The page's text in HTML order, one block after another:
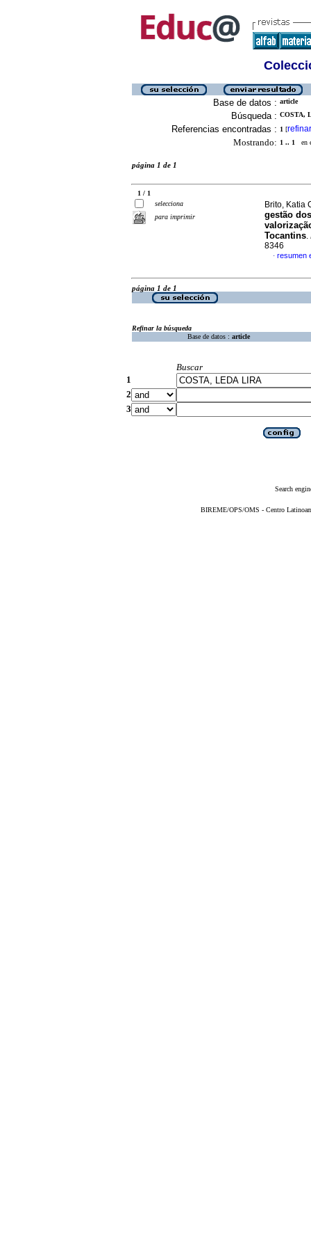
Base de datos : article
Búsqueda : COSTA,
Referencias encontradas : 1 [refinar
Mostrando: 1 .. 1 en
página 1 de 1
1 / 1
selecciona
para imprimir
Brito, Katia
gestão
Tocantins.
8346
· resumen
página 1 de 1
Refinar la búsqueda
Base de datos : article
Buscar
1
2
3
Search
BIREME/OPS/OMS - Centro